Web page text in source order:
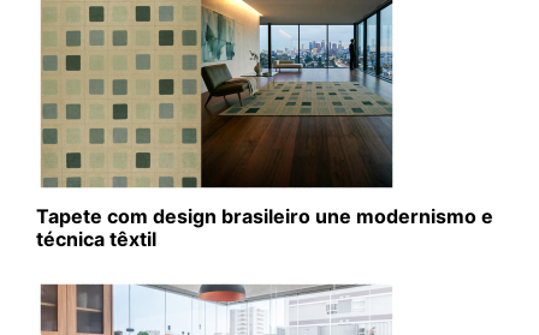
Tapete com design brasileiro une modernismo e
técnica têxtil